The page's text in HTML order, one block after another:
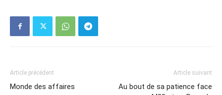
Article précédent
Monde des affaires
Article suivant
Au bout de sa patience face